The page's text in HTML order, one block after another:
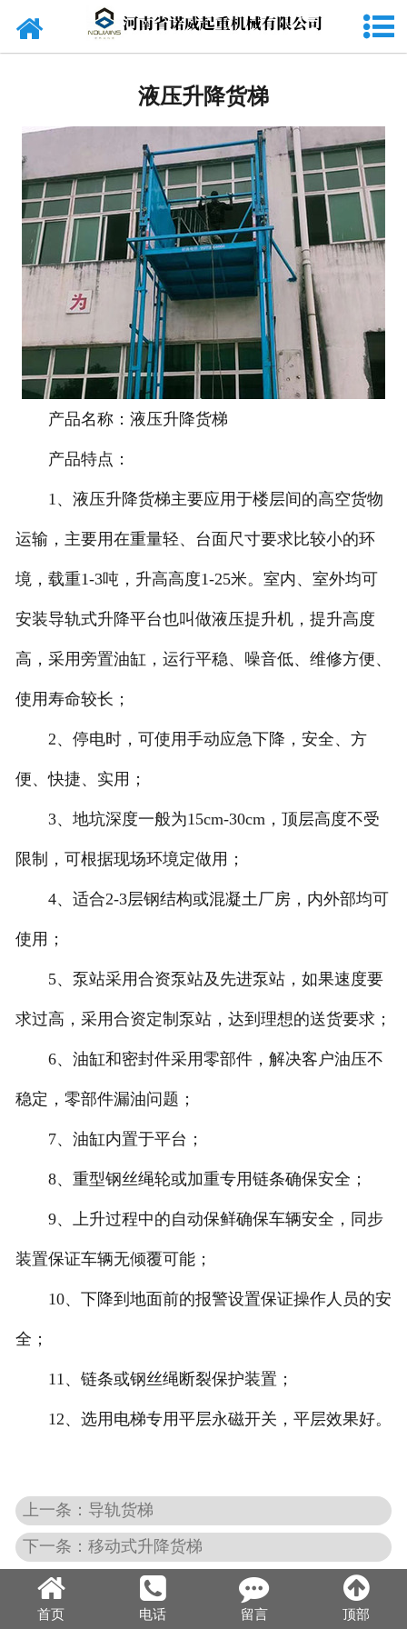
网站首页
货梯
电动葫芦
起重配件
电磁吸盘
抓斗
电动平车
液压升降货梯
产品名称：液压升降货梯
产品特点：
1、液压升降货梯主要应用于楼层间的高空货物
运输，主要用在重量轻、台面尺寸要求比较小的环
境，载重1-3吨，升高高度1-25米。室内、室外均可
安装导轨式升降平台也叫做液压提升机，提升高度
高，采用旁置油缸，运行平稳、噪音低、维修方便、
使用寿命较长；
2、停电时，可使用手动应急下降，安全、方
便、快捷、实用；
3、地坑深度一般为15cm-30cm，顶层高度不受
限制，可根据现场环境定做用；
4、适合2-3层钢结构或混凝土厂房，内外部均可
使用；
5、泵站采用合资泵站及先进泵站，如果速度要
求过高，采用合资定制泵站，达到理想的送货要求；
6、油缸和密封件采用零部件，解决客户油压不
稳定，零部件漏油问题；
7、油缸内置于平台；
8、重型钢丝绳轮或加重专用链条确保安全；
9、上升过程中的自动保鲜确保车辆安全，同步
装置保证车辆无倾覆可能；
10、下降到地面前的报警设置保证操作人员的安
全；
11、链条或钢丝绳断裂保护装置；
12、选用电梯专用平层永磁开关，平层效果好。
上一条：导轨货梯
下一条：移动式升降货梯
首页 电话 留言 顶部